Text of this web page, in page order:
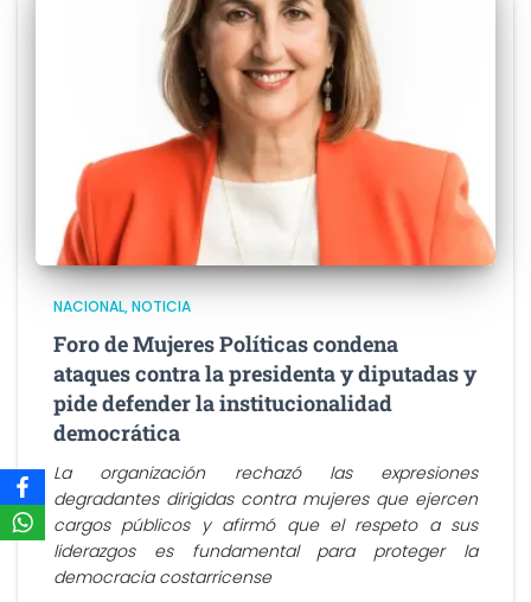
NACIONAL NOTICIA
Foro de Mujeres Políticas condena
ataques contra la presidenta y diputadas y
pide defender la institucionalidad
democrática
La organización rechazó las expresiones
degradantes dirigidas contra mujeres que ejercen
cargos públicos y afirmó que el respeto a sus
liderazgos es fundamental para proteger la
democracia costarricense